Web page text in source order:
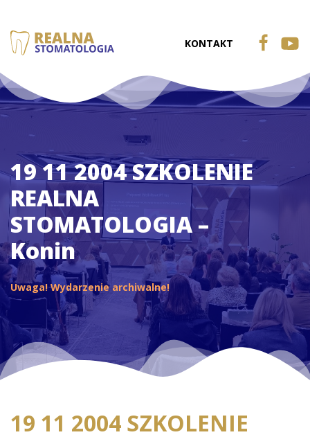
KONTAKT
19 11 2004 SZKOLENIE
REALNA
STOMATOLOGIA –
Konin
Uwaga! Wydarzenie archiwalne!
19 11 2004 SZKOLENIE